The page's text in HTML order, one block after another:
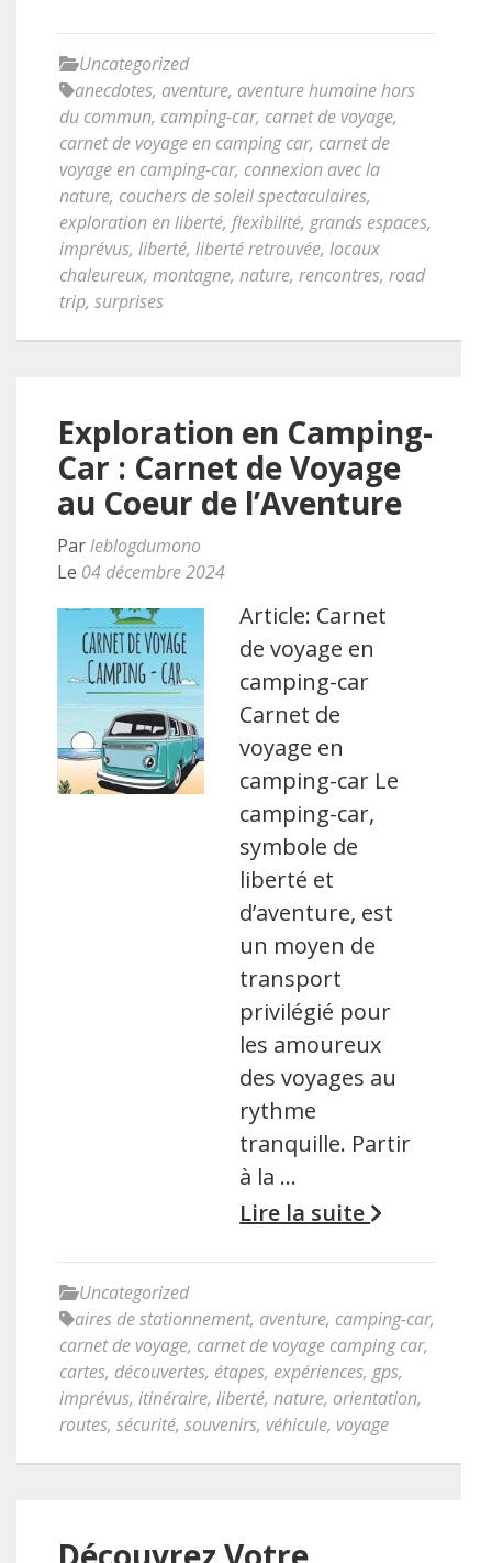
Uncategorized
anecdotes, aventure, aventure humaine hors
du commun, camping-car, carnet de voyage,
carnet de voyage en camping car, carnet de
voyage en camping-car, connexion avec la
nature, couchers de soleil spectaculaires,
exploration en liberté, flexibilité, grands espaces,
imprévus, liberté, liberté retrouvée, locaux
chaleureux, montagne, nature, rencontres, road
trip, surprises
Exploration en Camping-
Car : Carnet de Voyage
au Coeur de l’Aventure
Parleblogdumono
Le 04 décembre 2024
Article: Carnet
de voyage en
camping-car
Carnet de
voyage en
camping-car Le
camping-car,
symbole de
liberté et
d’aventure, est
un moyen de
transport
privilégié pour
les amoureux
des voyages au
rythme
tranquille. Partir
à la …
Lire la suite
Uncategorized
aires de stationnement, aventure, camping-car,
carnet de voyage, carnet de voyage camping car,
cartes, découvertes, étapes, expériences, gps,
imprévus, itinéraire, liberté, nature, orientation,
routes, sécurité, souvenirs, véhicule, voyage